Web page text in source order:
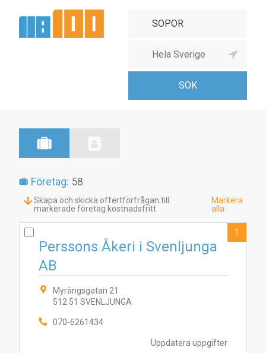
Företag: 58
Skapa och skicka offertförfrågan till
markerade företag kostnadsfritt
Markera
alla
Uppdatera uppgifter
Perssons Åkeri i Svenljunga
AB
Myrängsgatan 21
512 51 SVENLJUNGA
070-6261434
1